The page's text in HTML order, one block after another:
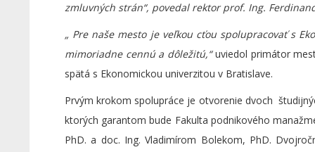
zmluvných strán“, povedal rektor prof. Ing.
„ Pre naše mesto je veľkou cťou spolupracovať s
mimoriadne cennú a dôležitú,“uviedol primátor
spätá s Ekonomickou univerzitou v Bratislave.
Prvým krokom spolupráce je otvorenie dvoch
ktorých garantom bude Fakulta podnikového
PhD. a doc. Ing. Vladimírom Bolekom, PhD.